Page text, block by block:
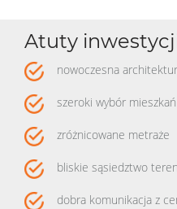
Atuty
nowoczesna
szeroki wybór mieszkań
zróżnicowane metraże
bliskie sąsiedztwo
dobra komunikacja z